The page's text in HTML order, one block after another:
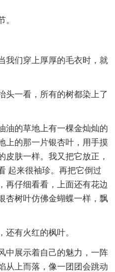
。
我们穿上厚厚的毛衣时，就
头一看，所有的树都染上了
油的草地上有一棵金灿灿的
上的那一片银杏叶，用手摸
皮肤一样。我又把它放正，
起来很袖珍。再把它倒过
再仔细看看，上面还有花边
杏树叶仿佛金蝴蝶一样，飘
还有火红的枫叶。
中展示着自己的魅力，一阵
从上而落，像一团团会跳动